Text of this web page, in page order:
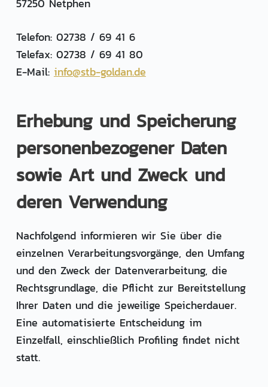
Telefon: 02738 / 69 41 6
Telefax: ​02738 / 69 41 80
E-Mail: ​​ info@stb-goldan.de
Erhebung und Speicherung
personenbezogener Daten
sowie Art und Zweck und
deren Verwendung
Nachfolgend informieren wir Sie über die
einzelnen Verarbeitungsvorgänge, den Umfang
und den Zweck der Datenverarbeitung, die
Rechtsgrundlage, die Pflicht zur Bereitstellung
Ihrer Daten und die jeweilige Speicherdauer.
Eine automatisierte Entscheidung im
Einzelfall, einschließlich Profiling findet nicht
statt.